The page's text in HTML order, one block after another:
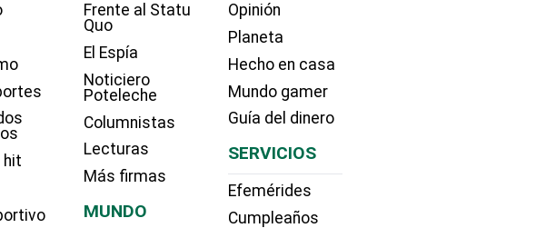
hit
Frente al Statu
Quo
El Espía
Noticiero
Poteleche
Columnistas
Lecturas
Más firmas
MUNDO
Opinión
Planeta
Hecho en casa
Mundo gamer
Guía del dinero
SERVICIOS
Efemérides
Cumpleaños